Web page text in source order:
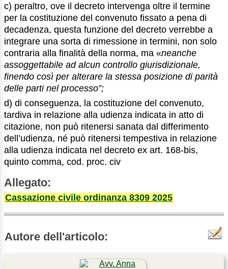
c) peraltro, ove il decreto intervenga oltre il termine
per la costituzione del convenuto fissato a pena di
decadenza, questa funzione del decreto verrebbe a
integrare una sorta di rimessione in termini, non solo
contraria alla finalità della norma, ma «neanche
assoggettabile ad alcun controllo giurisdizionale,
finendo così per alterare la stessa posizione di parità
delle parti nel processo”;
d) di conseguenza, la costituzione del convenuto,
tardiva in relazione alla udienza indicata in atto di
citazione, non può ritenersi sanata dal differimento
dell’udienza, né può ritenersi tempestiva in relazione
alla udienza indicata nel decreto ex art. 168-bis,
quinto comma, cod. proc. civ
Allegato:
Cassazione civile ordinanza 8309 2025
Autore dell'articolo: